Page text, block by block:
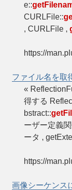
e::
CURLFile::
, CURLFile ,
https://
ファイル名を取
«
得する
bstract::
ーザー定義
ータ ,
https://
画像シーケンス